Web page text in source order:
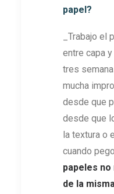
papel?
_Trabajo el
entre capa
tres
mucha
desde que
desde que
la textura o
cuando
papeles
de la